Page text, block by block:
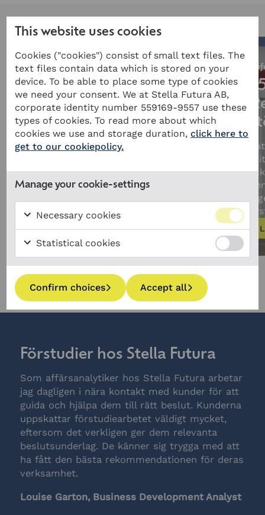
Referensprojekt
15 MW / 18,72 MWh:
Lastförskjutning,
effekttoppskapning och
stödtjänster
Härjeåns för levererans, installation
och drift av ett batterisystem med en
som integreras i Härjeåns elnät är...
Läs mer
Förstudier hos Stella Futura
Som affärsanalytiker hos Stella Futura arbetar
jag dagligen i nära kontakt med kunder för att
guida och hjälpa dem till rätt beslut. Kunderna
uppskattar förstudiearbetet väldigt mycket,
eftersom det verkligen ger dem relevanta
beslutsunderlag. De känner sig trygga med att
ha fått den bästa rekommendationen för deras
verksamhet.
Louise Garton, Business Development Analyst
This website uses cookies
Cookies ("cookies") consist of small text files. The
text files contain data which is stored on your
device. To be able to place some type of cookies
we need your consent. We at Stella Futura AB,
corporate identity number 559169-9557 use these
types of cookies. To read more about which
cookies we use and storage duration,click here to
get to our cookiepolicy.
Manage your cookie-settings
Necessary cookies
Statistical cookies
Confirm choices Accept all